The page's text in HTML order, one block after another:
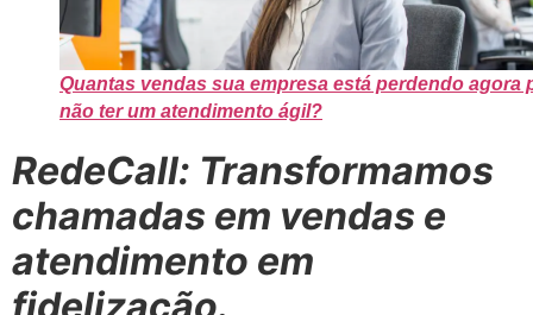
Quantas vendas sua empresa está perdendo agora
não ter um atendimento ágil?
RedeCall: Transformamos
chamadas em vendas e
atendimento em
fidelização.